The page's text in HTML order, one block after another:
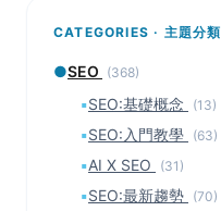
CATEGORIES · 主題分類
●SEO (368)
▪SEO:基礎概念 (13)
▪SEO:入門教學 (63)
▪AI X SEO (31)
▪SEO:最新趨勢 (70)